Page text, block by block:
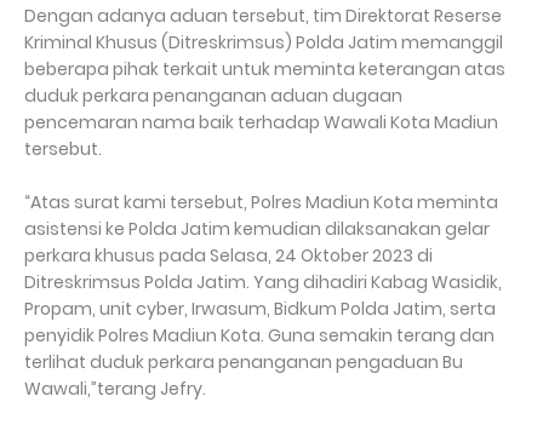
Dengan adanya aduan tersebut, tim Direktorat Reserse
Kriminal Khusus (Ditreskrimsus) Polda Jatim memanggil
beberapa pihak terkait untuk meminta keterangan atas
duduk perkara penanganan aduan dugaan
pencemaran nama baik terhadap Wawali Kota Madiun
tersebut.
“Atas surat kami tersebut, Polres Madiun Kota meminta
asistensi ke Polda Jatim kemudian dilaksanakan gelar
perkara khusus pada Selasa, 24 Oktober 2023 di
Ditreskrimsus Polda Jatim. Yang dihadiri Kabag Wasidik,
Propam, unit cyber, Irwasum, Bidkum Polda Jatim, serta
penyidik Polres Madiun Kota. Guna semakin terang dan
terlihat duduk perkara penanganan pengaduan Bu
Wawali,”terang Jefry.